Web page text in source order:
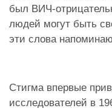
был ВИЧ-
людей могут быть
эти слова
Стигма впервые
исследователей в